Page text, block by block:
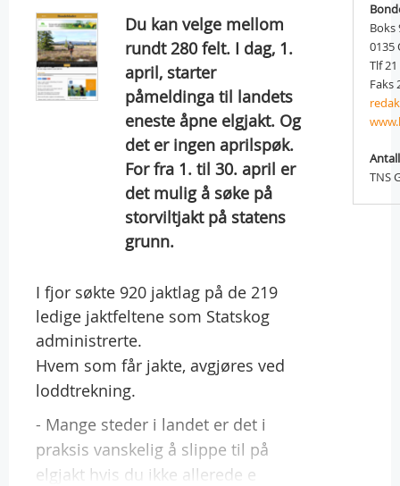
Du kan velge mellom
rundt 280 felt. I dag, 1.
april, starter
påmeldinga til landets
eneste åpne elgjakt. Og
det er ingen aprilspøk.
For fra 1. til 30. april er
det mulig å søke på
storviltjakt på statens
grunn.
I fjor søkte 920 jaktlag på de 219
ledige jaktfeltene som Statskog
administrerte.
Hvem som får jakte, avgjøres ved
loddtrekning.
- Mange steder i landet er det i
praksis vanskelig å slippe til på
elgjakt hvis du ikke allerede e
Boks
0135
Tlf
Faks
TNS